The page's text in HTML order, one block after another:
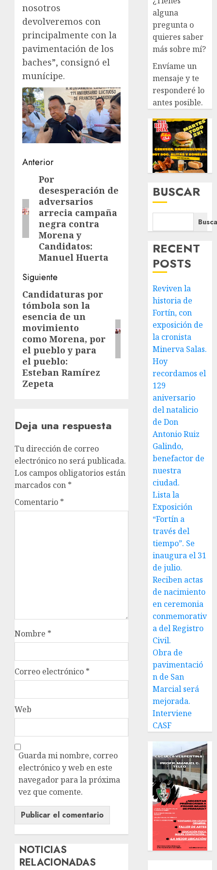
nosotros
devolveremos con
principalmente con la
pavimentación de los
baches”, consignó el
munícipe.
Navegación
entradas
Anterior
Entrada
anterior:
Por
desesperación de
adversarios
arrecia campaña
negra contra
Morena y
Candidatos:
Manuel Huerta
Siguiente
Siguiente
entrada:
Candidaturas por
tómbola son la
esencia de un
movimiento
como Morena, por
el pueblo y para
el pueblo:
Esteban Ramírez
Zepeta
Deja una respuesta
Tu dirección de correo
electrónico no será publicada.
Los campos obligatorios están
marcados con *
Comentario *
Nombre *
Correo electrónico *
Web
Guarda mi nombre, correo
electrónico y web en este
navegador para la próxima
vez que comente.
NOTICIAS
RELACIONADAS
alguna
pregunta o
quieres saber
más sobre mí?
Envíame un
mensaje y te
responderé lo
antes posible.
BUSCAR
RECENT
POSTS
Reviven la
historia de
Fortín, con
exposición de
la cronista
Minerva Salas.
Hoy
recordamos el
129
aniversario
del natalicio
de Don
Antonio Ruiz
Galindo,
benefactor de
nuestra
ciudad.
Lista la
Exposición
“Fortín a
través del
tiempo”. Se
inaugura el 31
de julio.
Reciben actas
de nacimiento
en ceremonia
conmemorativ
a del Registro
Civil.
Obra de
pavimentació
n de San
Marcial será
mejorada.
Interviene
CASF